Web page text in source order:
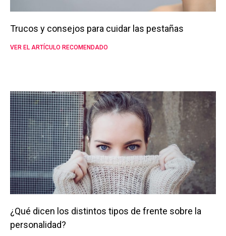
Trucos y consejos para cuidar las pestañas
VER EL ARTÍCULO RECOMENDADO
¿Qué dicen los distintos tipos de frente sobre la
personalidad?